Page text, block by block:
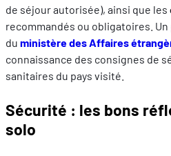
de séjour autorisée), ainsi que les
recommandés ou obligatoires.
du ministère des Affaires
connaissance des consignes de
sanitaires du pays visité.
Sécurité : les bons
solo